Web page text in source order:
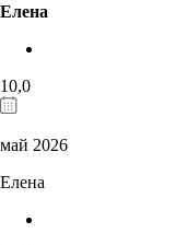
Елена
10,0
май 2026
Елена